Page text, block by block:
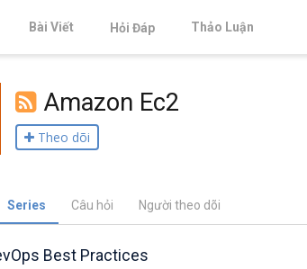
Bài Viết Hỏi Đáp Thảo Luận
Amazon Ec2
Theo dõi
Series Câu hỏi Người theo dõi
Best Practices